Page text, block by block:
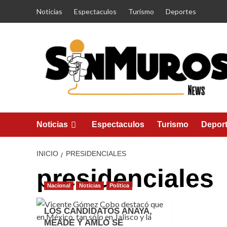
Noticias Espectaculos Turismo Deportes
Noticias Espectaculos Turismo
INICIO PRESIDENCIALES
presidenciales
Nacional Noticias Politica
LOS CANDIDATOS ANAYA,
MEADE Y AMLO SE